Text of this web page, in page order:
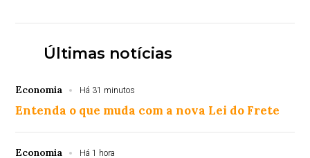
Últimas notícias
Economia Há 31 minutos
Entenda o que muda com a nova Lei do Frete
Economia Há 1 hora